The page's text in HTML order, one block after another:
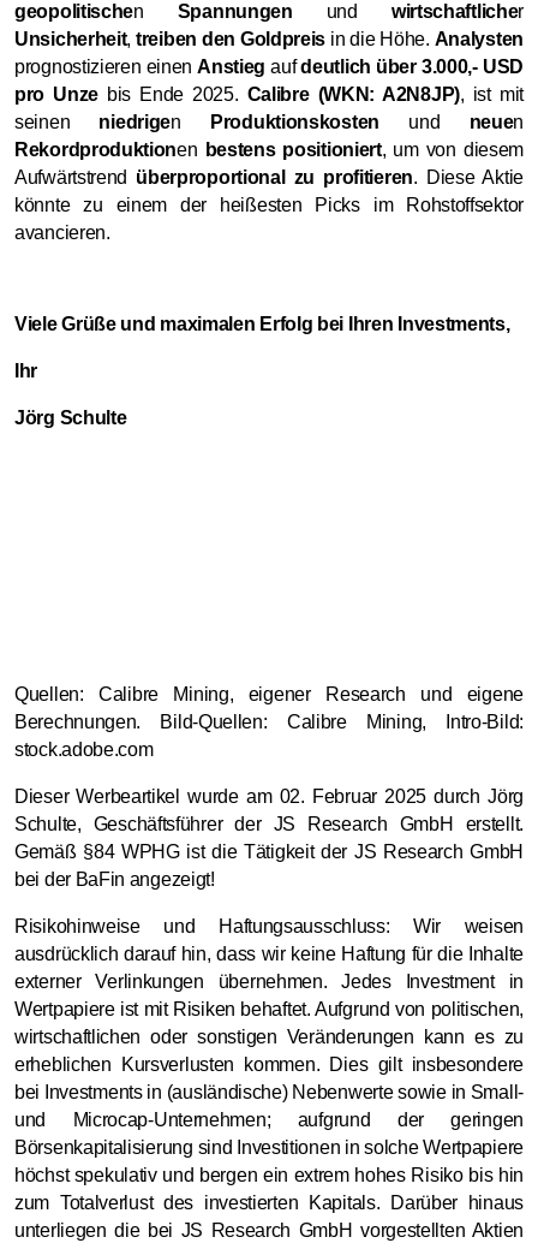
geopolitischen Spannungen und wirtschaftlicher
Unsicherheit,treiben den Goldpreis in die Höhe. Analysten
prognostizieren einenAnstieg aufdeutlich über 3.000,- USD
pro Unzebis Ende 2025. Calibre (WKN: A2N8JP), ist mit
seinen niedrigen Produktionskosten und neuen
Rekordproduktionen bestens positioniert, um von diesem
Aufwärtstrend überproportional zu profitieren. Diese Aktie
könnte zu einem der heißesten Picks im Rohstoffsektor
avancieren.
Viele Grüße und maximalen Erfolg bei Ihren Investments,
Ihr
Jörg Schulte
Quellen: Calibre Mining, eigener Research und eigene
Berechnungen. Bild-Quellen: Calibre Mining, Intro-Bild:
stock.adobe.com
Dieser Werbeartikel wurde am 02. Februar 2025 durch Jörg
Schulte, Geschäftsführer der JS Research GmbH erstellt.
Gemäß §84 WPHG ist die Tätigkeit der JS Research GmbH
bei der BaFin angezeigt!
Risikohinweise und Haftungsausschluss: Wir weisen
ausdrücklich darauf hin, dass wir keine Haftung für die Inhalte
externer Verlinkungen übernehmen. Jedes Investment in
Wertpapiere ist mit Risiken behaftet. Aufgrund von politischen,
wirtschaftlichen oder sonstigen Veränderungen kann es zu
erheblichen Kursverlusten kommen. Dies gilt insbesondere
bei Investments in (ausländische) Nebenwerte sowie in Small-
und Microcap-Unternehmen; aufgrund der geringen
Börsenkapitalisierung sind Investitionen in solche Wertpapiere
höchst spekulativ und bergen ein extrem hohes Risiko bis hin
zum Totalverlust des investierten Kapitals. Darüber hinaus
unterliegen die bei JS Research GmbH vorgestellten Aktien